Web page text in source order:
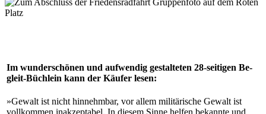
Im wun­der­schö­nen und auf­wen­dig ge­stal­te­ten 28-sei­ti­gen Be­
gleit-Büch­lein kann der Käu­fer le­sen:
»Ge­walt ist nicht hin­nehm­bar, vor al­lem mi­li­tä­ri­sche Ge­walt ist